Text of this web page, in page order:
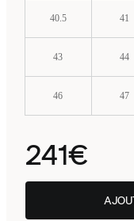
40.5 41
43 44
46 47
241€